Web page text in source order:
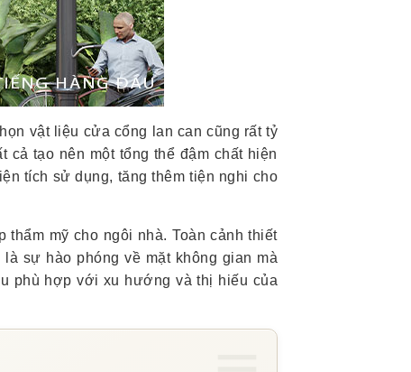
vật liệu cửa cổng lan can cũng rất tỷ
tạo nên một tổng thể đậm chất hiện
tích sử dụng, tăng thêm tiện nghi cho
mỹ cho ngôi nhà. Toàn cảnh thiết
sự hào phóng về mặt không gian mà
phù hợp với xu hướng và thị hiếu của